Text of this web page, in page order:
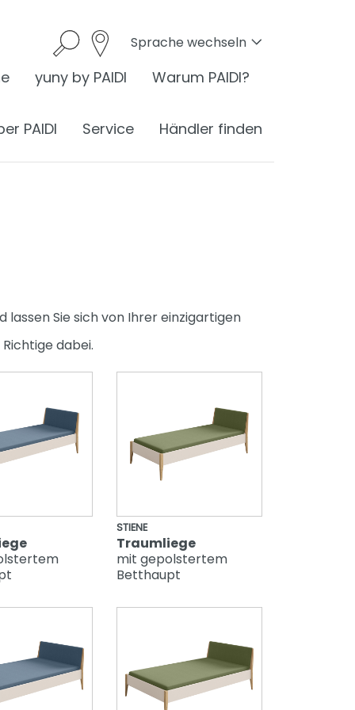
Sprache wechseln
yuny by PAIDI Warum PAIDI?
PAIDI Service Händler finden
am Schreibtisch
ergonomisches Sitzen
Sie sich von Ihrer einzigartigen
dabei.
STIENE
Traumliege
mit gepolstertem
Betthaupt